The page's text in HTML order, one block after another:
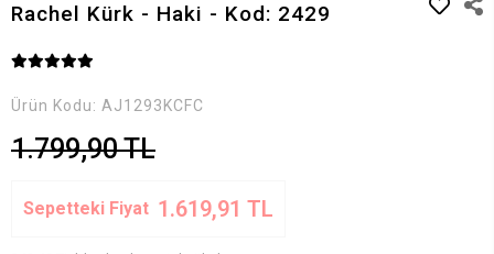
Rachel Kürk - Haki - Kod: 2429
Ürün Kodu: AJ1293KCFC
1.799,90 TL
Sepetteki Fiyat 1.619,91 TL